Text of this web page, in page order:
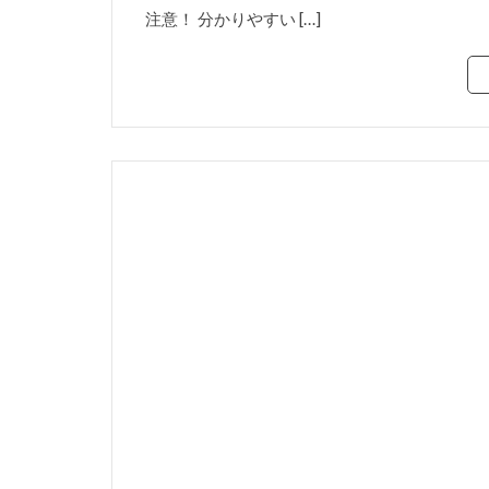
注意！ 分かりやすい […]